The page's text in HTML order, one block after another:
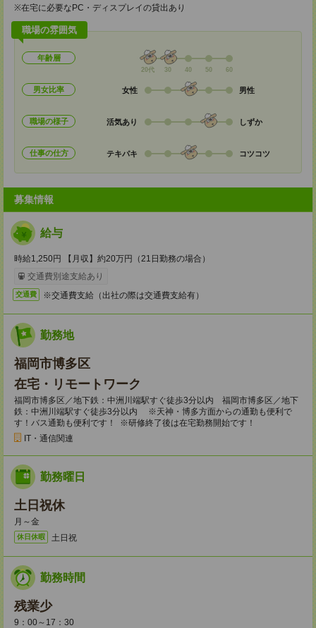
※在宅に必要なPC・ディスプレイの貸出あり
職場の雰囲気
年齢層
20代 30 40 50 60
男女比率 女性 男性
職場の様子 活気あり しずか
仕事の仕方 テキパキ コツコツ
募集情報
給与
時給1,250円 【月収】約20万円（21日勤務の場合）
交通費別途支給あり
交通費 ※交通費支給（出社の際は交通費支給有）
勤務地
福岡市博多区
在宅・リモートワーク
福岡市博多区／地下鉄：中洲川端駅すぐ徒歩3分以内 福岡市博多区／地下
鉄：中洲川端駅すぐ徒歩3分以内 ※天神・博多方面からの通勤も便利で
す！バス通勤も便利です！ ※研修終了後は在宅勤務開始です！
IT・通信関連
勤務曜日
土日祝休
月～金
休日休暇 土日祝
勤務時間
残業少
9：00～17：30